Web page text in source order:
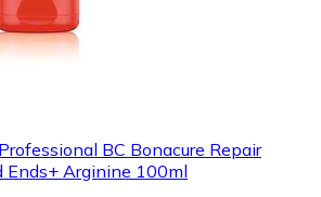
BC Bonacure Repair
Ends+ Arginine 100ml